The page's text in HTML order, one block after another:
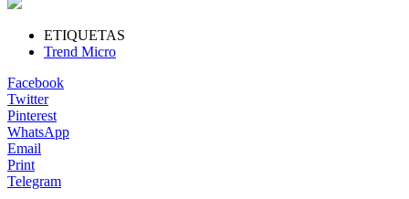
ETIQUETAS
Trend Micro
Facebook
Twitter
Pinterest
WhatsApp
Email
Print
Telegram